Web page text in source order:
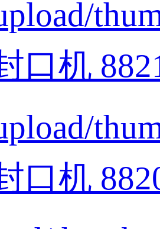
口机
口机